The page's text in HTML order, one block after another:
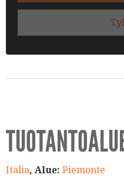
Italia, Alue: Piemonte